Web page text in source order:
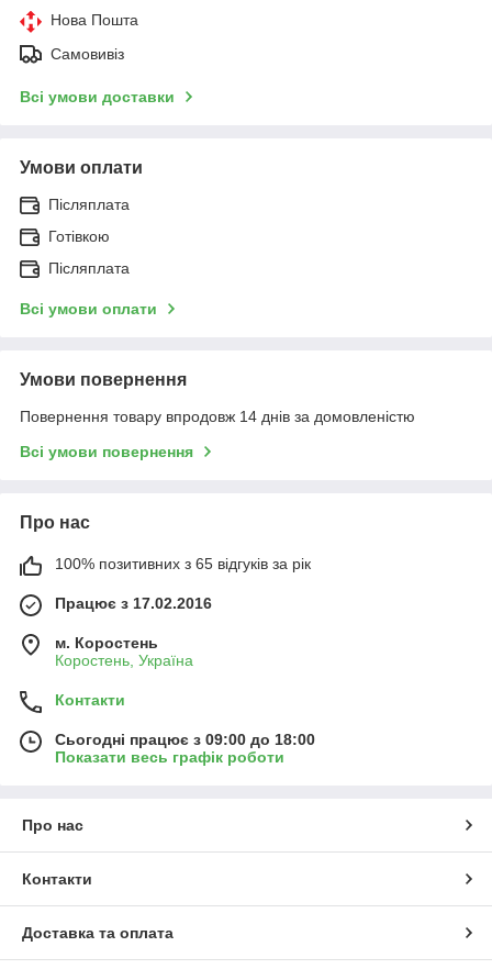
Нова Пошта
Самовивіз
Всі умови доставки
Умови оплати
Післяплата
Готівкою
Післяплата
Всі умови оплати
Умови повернення
Повернення товару впродовж 14 днів за домовленістю
Всі умови повернення
Про нас
100% позитивних з 65 відгуків за рік
Працює з 17.02.2016
м. Коростень
Коростень, Україна
Контакти
Сьогодні працює з 09:00 до 18:00
Показати весь графік роботи
Про нас
Контакти
Доставка та оплата